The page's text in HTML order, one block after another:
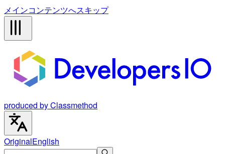
メインコンテンツへスキップ
produced by Classmethod
OriginalEnglish